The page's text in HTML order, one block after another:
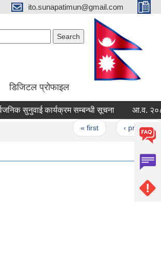
ito.sunapatimun@gmail.com
डिजिटल प्रोफाइल
सुनुवाई कार्यक्रम सम्बन्धी सूचना आ.व. २०८१/
« first ‹ previous